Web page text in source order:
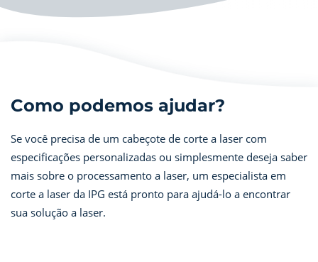
Como podemos ajudar?
Se você precisa de um cabeçote de corte a laser com
especificações personalizadas ou simplesmente deseja saber
mais sobre o processamento a laser, um especialista em
corte a laser da IPG está pronto para ajudá-lo a encontrar
sua solução a laser.